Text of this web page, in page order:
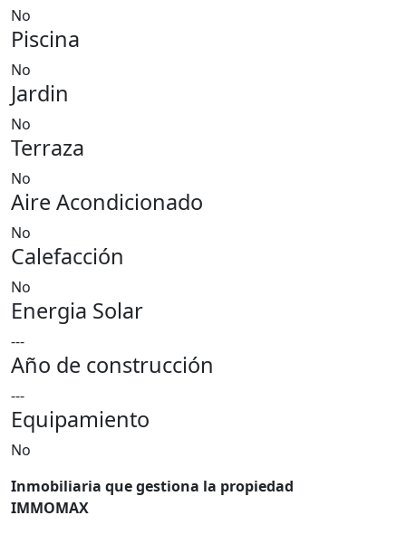
No
Piscina
No
Jardin
No
Terraza
No
Aire Acondicionado
No
Calefacción
No
Energia Solar
---
Año de construcción
---
Equipamiento
No
Inmobiliaria que gestiona la propiedad
IMMOMAX